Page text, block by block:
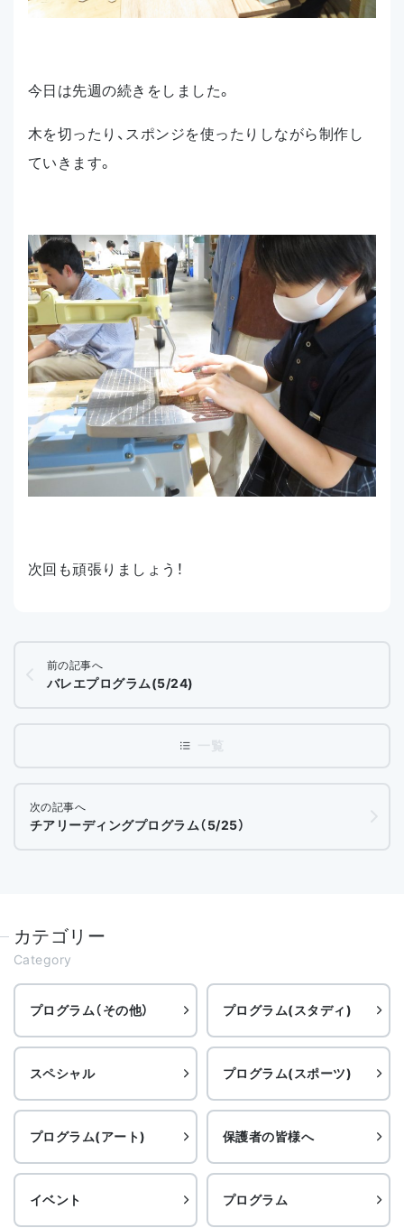
今日は先週の続きをしました。
木を切ったり、スポンジを使ったりしながら制作し
ていきます。
次回も頑張りましょう！
前の記事へ
バレエプログラム(5/24)
次の記事へ
チアリーディングプログラム（5/25）
カテゴリー
Category
プログラム（その他） プログラム(スタディ)
スペシャル プログラム(スポーツ)
プログラム(アート) 保護者の皆様へ
イベント プログラム